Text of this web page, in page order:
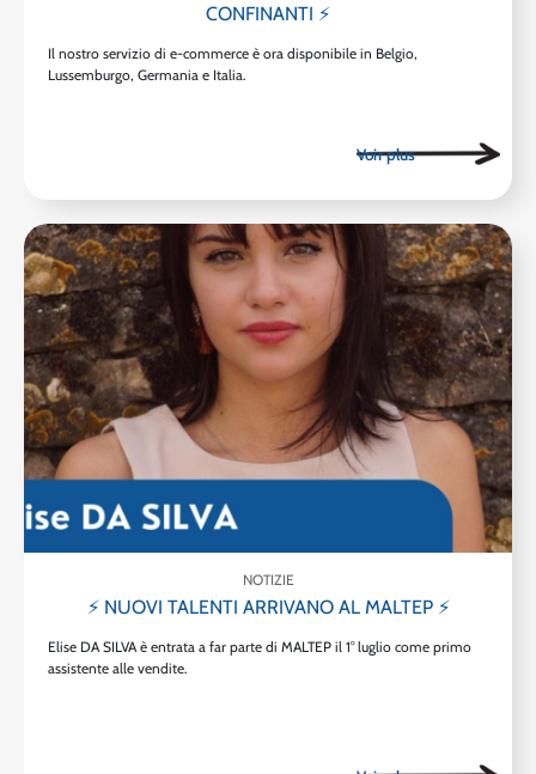
CONFINANTI ⚡
Il nostro servizio di e-commerce è ora disponibile in Belgio,
Lussemburgo, Germania e Italia.
NOTIZIE
⚡ NUOVI TALENTI ARRIVANO AL MALTEP ⚡
Elise DA SILVA è entrata a far parte di MALTEP il 1° luglio come primo
assistente alle vendite.